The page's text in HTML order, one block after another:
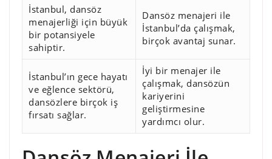
İstanbul, dansöz
menajerliği için büyük
bir potansiyele
sahiptir.
Dansöz menajeri ile
İstanbul’da çalışmak,
birçok avantaj sunar.
İstanbul’ın gece hayatı
ve eğlence sektörü,
dansözlere birçok iş
fırsatı sağlar.
İyi bir menajer ile
çalışmak, dansözün
kariyerini
geliştirmesine
yardımcı olur.